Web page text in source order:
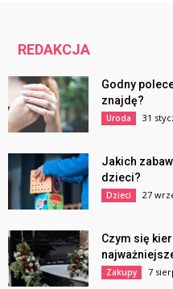
REDAKCJA
Godny
znajdę?
Uroda 31
Jakich
dzieci?
Dzieci 27
Czym się
Zakupy 7